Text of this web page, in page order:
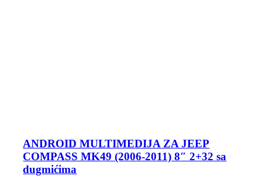
ANDROID MULTIMEDIJA ZA JEEP
COMPASS MK49 (2006-2011) 8″ 2+32 sa
dugmićima